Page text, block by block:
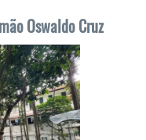
Oswaldo Cruz